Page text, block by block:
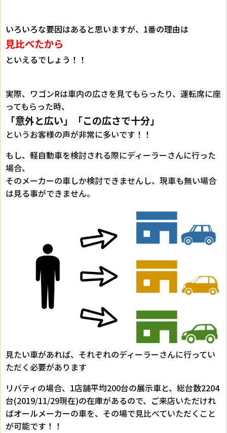
いろいろな要因はあると思いますが、1番の理由は
見比べたから
といえるでしょう！！
実際、ワゴンRは車内の広さを見てもらったり、運転席に座
ってもらった時、
「意外と広い」「この広さで十分」
というお客様の声が非常に多いです！！
もし、軽自動車を検討される際にディーラーさんに行った
場合、
そのメーカーの車しか検討できませんし、現車も無い場合
は見る事ができません。
見たい車があれば、それぞれのディーラーさんに行ってい
ただく必要があります
リバティの場合、1店舗平均200台の展示車と、総台数2204
台(2019/11/29現在)の在庫があるので、ご来店いただけれ
ばオールメーカーの車を、その場で見比べていただくこと
が可能です！！